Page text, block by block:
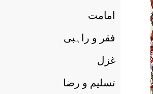
امامت
فقر و راہبی
غزل
تسليم و رضا